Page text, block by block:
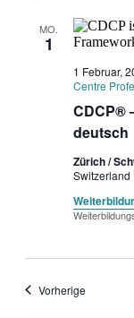
MO.
1
CDCP®
deutsch
1 Februar,
Centre
Zürich /
Switzerland
Vorherige